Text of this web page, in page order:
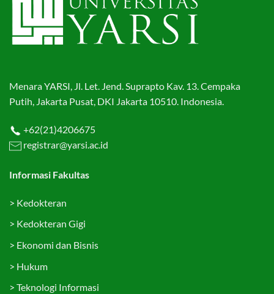
Menara YARSI, Jl. Let. Jend. Suprapto Kav. 13. Cempaka
Putih, Jakarta Pusat, DKI Jakarta 10510. Indonesia.
+62(21)4206675
registrar@yarsi.ac.id
Informasi Fakultas
> Kedokteran
> Kedokteran Gigi
> Ekonomi dan Bisnis
> Hukum
> Teknologi Informasi